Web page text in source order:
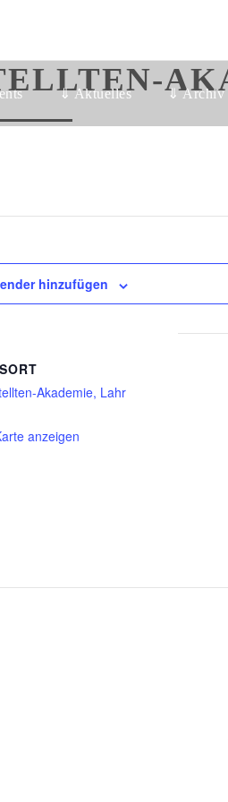
⇓ Aktuelles ⇓ Archiv
hinzufügen
Akademie, Lahr
anzeigen